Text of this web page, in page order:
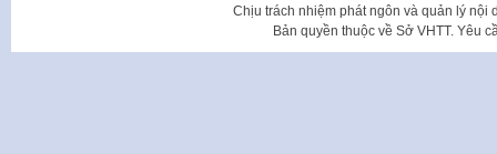
Chịu trách nhiệm phát ngôn và quản lý nội
Bản quyền thuộc về Sở VHTT. Yêu